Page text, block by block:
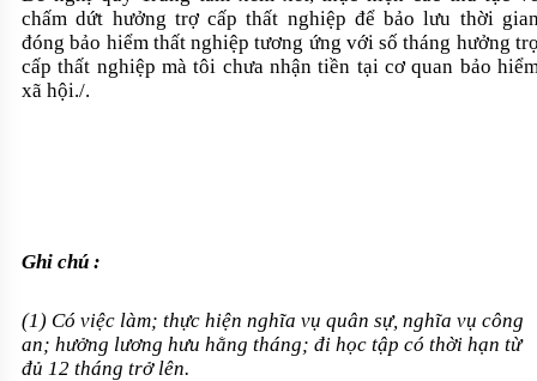
chấm dứt hưởng trợ cấp thất nghiệp để bảo lưu thời
đóng bảo hiểm thất nghiệp tương ứng với số tháng hưởng
cấp thất nghiệp mà tôi chưa nhận tiền tại cơ quan bảo
xã hội./.
Ghi chú :
(1) Có việc làm; thực hiện nghĩa vụ quân sự, nghĩa vụ công
an; hưởng lương hưu hằng tháng; đi học tập có thời hạn từ
đủ 12 tháng trở lên.